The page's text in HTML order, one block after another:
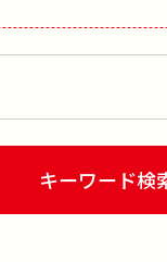
キーワード検